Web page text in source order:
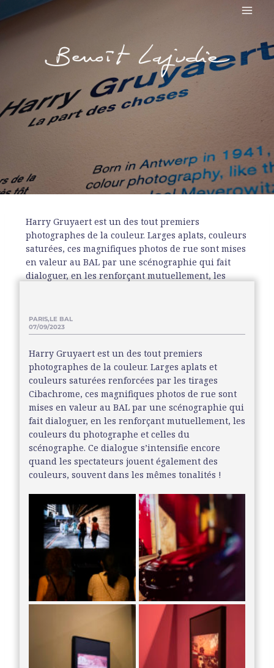
Harry Gruyaert est un des tout premiers
photographes de la couleur. Larges aplats, couleurs
saturées, ces magnifiques photos de rue sont mises
en valeur au BAL par une scénographie qui fait
dialoguer, en les renforçant mutuellement, les
spectateurs jouent également des couleurs,
souvent dans les mêmes tonalités.
PARIS,LE BAL
07/09/2023
Harry Gruyaert est un des tout premiers
photographes de la couleur. Larges aplats et
couleurs saturées renforcées par les tirages
Cibachrome, ces magnifiques photos de rue sont
mises en valeur au BAL par une scénographie qui
fait dialoguer, en les renforçant mutuellement, les
couleurs du photographe et celles du
scénographe. Ce dialogue s’intensifie encore
quand les spectateurs jouent également des
couleurs, souvent dans les mêmes tonalités !